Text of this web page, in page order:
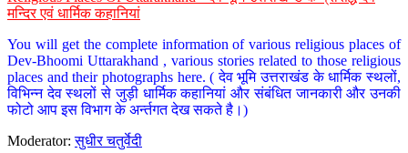
मन्दिर एवं धार्मिक कहानियां
You will get the complete information of various religious places of
Dev-Bhoomi Uttarakhand , various stories related to those religious
places and their photographs here. ( देव भूमि उत्तराखंड के धार्मिक स्थलों,
विभिन्न देव स्थलों से जुड़ी धार्मिक कहानियां और संबंधित जानकारी और उनकी
फोटो आप इस विभाग के अर्न्तगत देख सकते है।)
Moderator:सुधीर चतुर्वेदी